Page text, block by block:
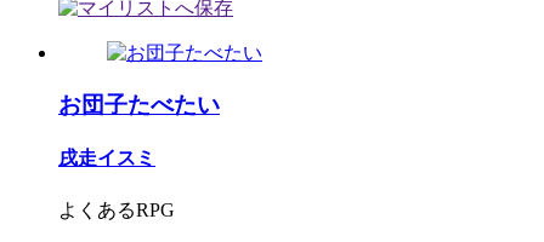
お団子たべたい
戌走イスミ
よくあるRPG